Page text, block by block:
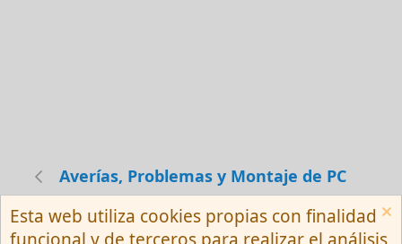
Averías, Problemas y Montaje de PC
Español (Neutro) Tu
Esta web utiliza cookies propias con finalidad